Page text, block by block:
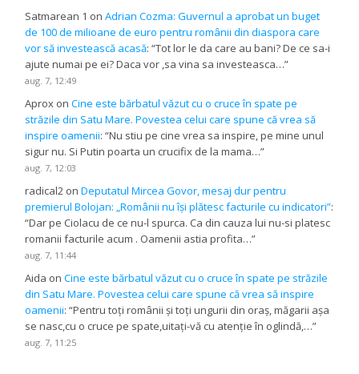
Satmarean 1 onAdrian Cozma: Guvernul a aprobat un buget
de 100 de milioane de euro pentru românii din diaspora care
vor să investească acasă: “Tot lor le da care au bani? De ce sa-i
ajute numai pe ei? Daca vor ,sa vina sa investeasca…”
aug. 7, 12:49
Aprox onCine este bărbatul văzut cu o cruce în spate pe
străzile din Satu Mare. Povestea celui care spune că vrea să
inspire oamenii: “Nu stiu pe cine vrea sa inspire, pe mine unul
sigur nu. Si Putin poarta un crucifix de la mama…”
aug. 7, 12:03
radical2 onDeputatul Mircea Govor, mesaj dur pentru
premierul Bolojan: „Românii nu își plătesc facturile cu indicatori”:
“Dar pe Ciolacu de ce nu-l spurca. Ca din cauza lui nu-si platesc
romanii facturile acum . Oamenii astia profita…”
aug. 7, 11:44
Aida onCine este bărbatul văzut cu o cruce în spate pe străzile
din Satu Mare. Povestea celui care spune că vrea să inspire
oamenii: “Pentru toți românii și toți ungurii din oraș, măgarii așa
se nasc,cu o cruce pe spate,uitați-vă cu atenție în oglindă,…”
aug. 7, 11:25